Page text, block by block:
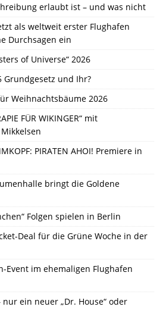
erlaubt ist – und was nicht
als weltweit erster Flughafen
Durchsagen ein
of Universe“ 2026
Grundgesetz und Ihr?
Weihnachtsbäume 2026
FÜR WIKINGER“ mit
PIRATEN AHOI! Premiere in
bringt die Goldene
Folgen spielen in Berlin
Deal für die Grüne Woche in der
Event im ehemaligen Flughafen
nur ein neuer „Dr. House“ oder